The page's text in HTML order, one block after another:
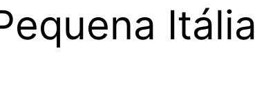
Itália